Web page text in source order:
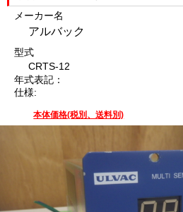
メーカー名
アルバック
型式
CRTS-12
年式表記：
仕様:
本体価格(税別、送料別)